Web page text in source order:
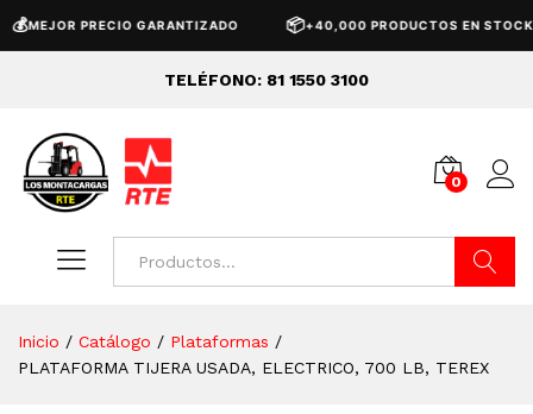
PRECIO GARANTIZADO +40,000 PRODUCTOS EN STOCK
TELÉFONO: 81 1550 3100
0
Inicio / Catálogo / Plataformas /
PLATAFORMA TIJERA USADA, ELECTRICO, 700 LB, TEREX